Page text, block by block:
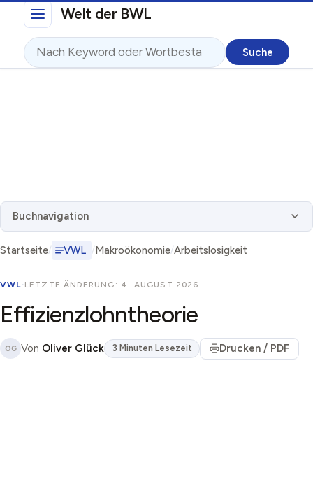
Direkt zum InhaltWelt der BWL
Suche
Buchnavigation
Startseite VWL Makroökonomie Arbeitslosigkeit
VWL· LETZTE ÄNDERUNG: 4. AUGUST 2026
Effizienzlohntheorie
OG Von Oliver Glück 3 Minuten Lesezeit Drucken / PDF